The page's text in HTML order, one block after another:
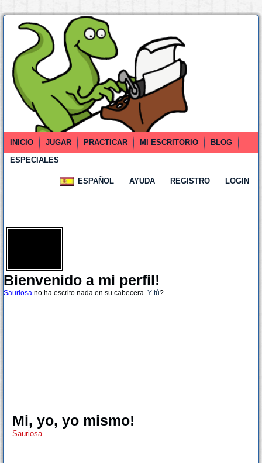
INICIO JUGAR PRACTICAR MI ESCRITORIO
BLOG
ESPECIALES
ESPAÑOL AYUDA REGISTRO LOGIN
Bienvenido a mi perfil!
Sauriosa no ha escrito nada en su cabecera. Y tú?
Mi, yo, yo mismo!
Sauriosa